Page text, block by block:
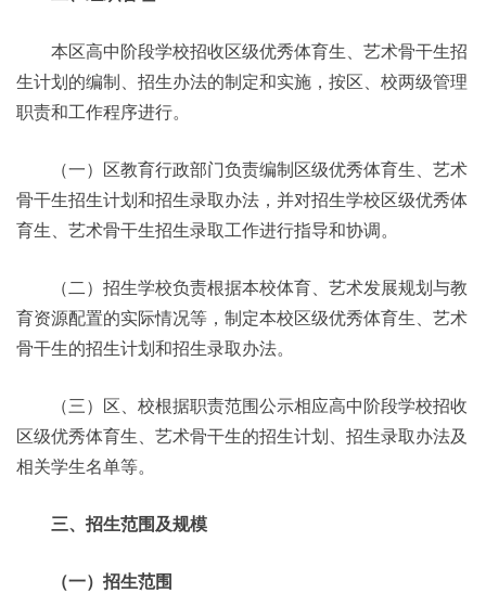
本区高中阶段学校招收区级优秀体育生、艺术骨干生招
生计划的编制、招生办法的制定和实施，按区、校两级管理
职责和工作程序进行。
（一）区教育行政部门负责编制区级优秀体育生、艺术
骨干生招生计划和招生录取办法，并对招生学校区级优秀体
育生、艺术骨干生招生录取工作进行指导和协调。
（二）招生学校负责根据本校体育、艺术发展规划与教
育资源配置的实际情况等，制定本校区级优秀体育生、艺术
骨干生的招生计划和招生录取办法。
（三）区、校根据职责范围公示相应高中阶段学校招收
区级优秀体育生、艺术骨干生的招生计划、招生录取办法及
相关学生名单等。
三、招生范围及规模
（一）招生范围